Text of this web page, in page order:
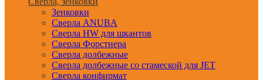
Зенковки
Сверла ANUBA
Сверла HW для шкантов
Сверла Форстнера
Сверла долбежные
Сверла долбежные со стамеской для JET
Сверла конфирмат